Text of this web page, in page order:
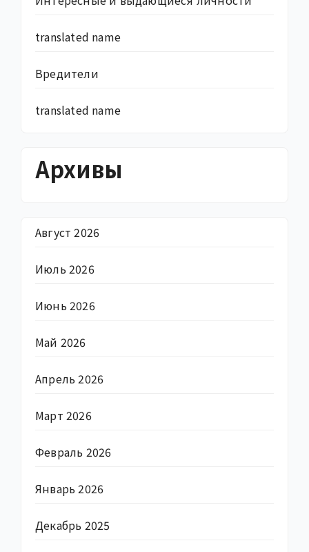
translated name
Вредители
translated name
Архивы
Август 2026
Июль 2026
Июнь 2026
Май 2026
Апрель 2026
Март 2026
Февраль 2026
Январь 2026
Декабрь 2025